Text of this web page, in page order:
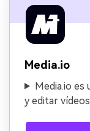
Media.io
Media.io es
y editar